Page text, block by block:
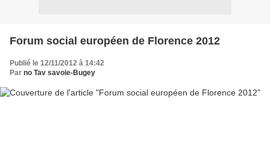
Forum social européen de Florence 2012
Publié le 12/11/2012 à 14:42
Par no Tav savoie-Bugey